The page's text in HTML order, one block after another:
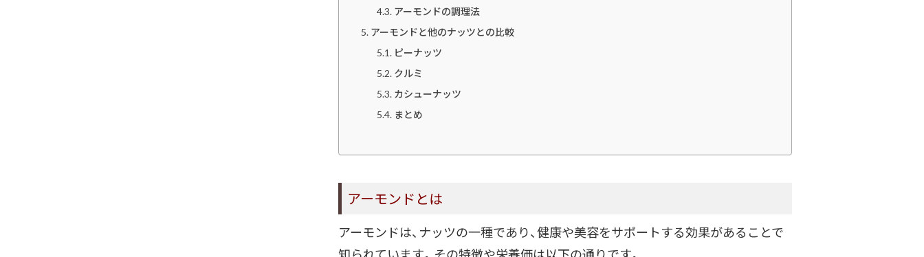
アーモンドの調理法
アーモンドと他のナッツとの比較
ピーナッツ
クルミ
カシューナッツ
まとめ
アーモンドとは
アーモンドは、ナッツの一種であり、健康や美容をサポートする効果があることで